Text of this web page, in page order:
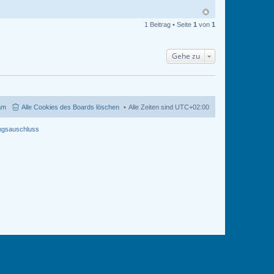
1 Beitrag • Seite 1 von 1
Gehe zu
Alle Zeiten sind UTC+02:00
Alle Cookies des Boards löschen